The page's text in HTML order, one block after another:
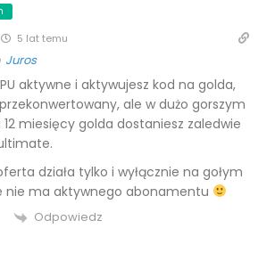
5 lat temu
Juros
aktywne i aktywujesz kod na golda,
ale w dużo gorszym
12 miesięcy golda dostaniesz zaledwie
działa tylko i wyłącznie na gołym
nie ma aktywnego abonamentu
Odpowiedz